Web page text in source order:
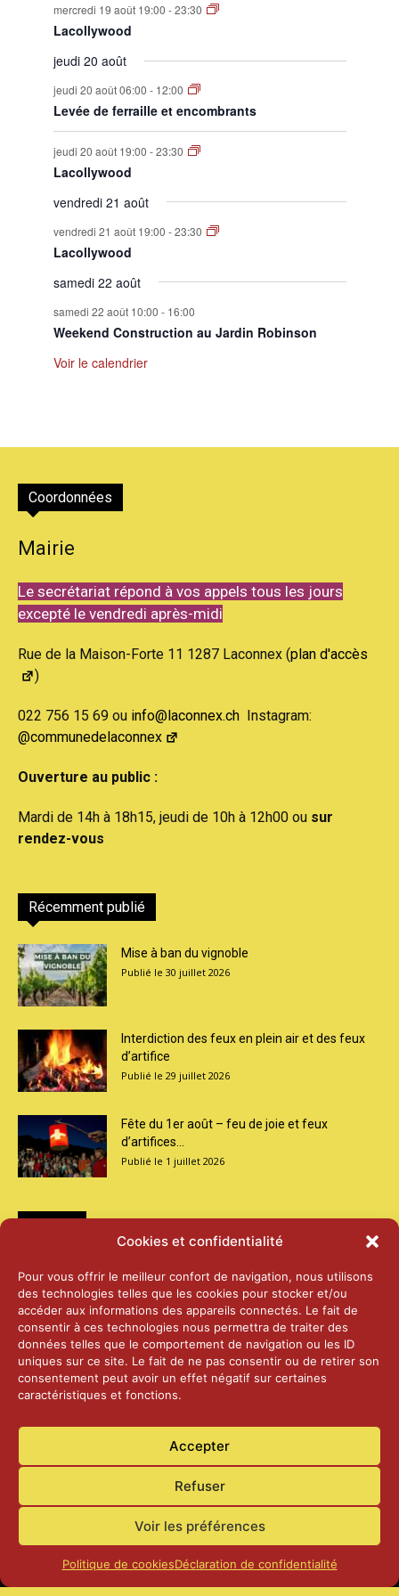
Cookies et confidentialité
Pour vous offrir le meilleur confort de navigation, nous utilisons
des technologies telles que les cookies pour stocker et/ou
accéder aux informations des appareils connectés. Le fait de
consentir à ces technologies nous permettra de traiter des
données telles que le comportement de navigation ou les ID
uniques sur ce site. Le fait de ne pas consentir ou de retirer son
consentement peut avoir un effet négatif sur certaines
caractéristiques et fonctions.
Accepter
Refuser
Voir les préférences
Politique de cookiesDéclaration de confidentialité
mercredi 19 août 19:00 -23:30
Lacollywood
jeudi 20 août
jeudi 20 août 06:00 - 12:00
Levée de ferraille et encombrants
jeudi 20 août 19:00 -23:30
Lacollywood
vendredi 21 août
vendredi 21 août 19:00 -23:30
Lacollywood
samedi 22 août
samedi 22 août 10:00 - 16:00
Weekend Construction au Jardin Robinson
Voir le calendrier
Coordonnées
Mairie
Le secrétariat répond à vos appels tous les jours
excepté le vendredi après-midi
Rue de la Maison-Forte 11 1287 Laconnex (plan d'accès
)
022 756 15 69 ou info@laconnex.ch Instagram:
@communedelaconnex
Ouverture au public :
Mardi de 14h à 18h15, jeudi de 10h à 12h00 ou sur
rendez-vous
Récemment publié
Mise à ban du vignoble
30 juillet 2026
Interdiction des feux en plein air et des feux
d’artifice
29 juillet 2026
Fête du 1er août – feu de joie et feux
d’artifices...
1 juillet 2026
2026 – Laiterie d’Orsières et Abbaye de St-
Maurice
25 juin 2026
2025 – Palais Fédéral – Berne
25 juin 2026
Aînés – Noël 2024
Accueil Actualités Contact Confidentialité